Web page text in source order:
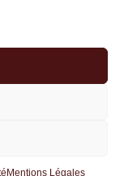
Mentions Légales